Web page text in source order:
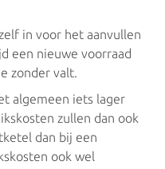
in voor het aanvullen
een nieuwe voorraad
zonder valt.
algemeen iets lager
zullen dan ook
dan bij een
ook wel